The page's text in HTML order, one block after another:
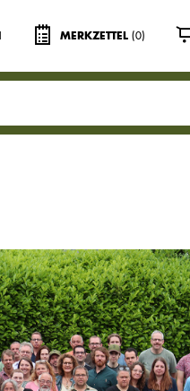
MERKZETTEL (0)